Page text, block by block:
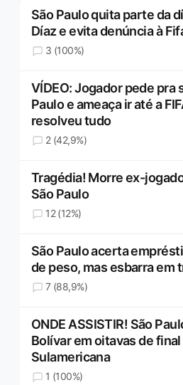
São Paulo quita parte da
Díaz e evita denúncia à
3 (100%)
VÍDEO: Jogador pede pra
Paulo e ameaça ir até a
resolveu tudo
2 (42,9%)
Tragédia! Morre ex-
São Paulo
12 (12%)
São Paulo acerta
de peso, mas esbarra em
7 (88,9%)
ONDE ASSISTIR! São
Bolívar em oitavas de final
Sulamericana
1 (100%)